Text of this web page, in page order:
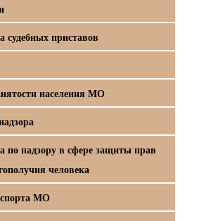
судебных приставов
населения МО
по надзору в сфере защиты прав
человека
МО